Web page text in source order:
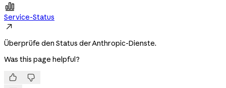

Service-Status

Überprüfe den Status der Anthropic-Dienste.
Was this page helpful?
 